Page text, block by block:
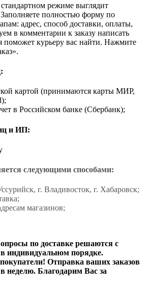
режиме выглядит
полностью форму по
адрес, способ доставки, оплаты,
в комментарии к заказу написать
поможет курьеру вас найти. Нажмите
картой (принимаются карты МИР,
в Российском банке (Сбербанк);
и ИП:
следующими способами:
г. Владивосток, г. Хабаровск;
магазинов;
по доставке решаются с
индивидуальном порядке.
Отправка ваших заказов
неделю. Благодарим Вас за